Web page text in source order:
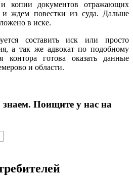
копии документов отражающих
ждем повестки из суда. Дальше
в иске.
составить иск или просто
а так же адвокат по подобному
контора готова оказать данные
и области.
Поищите у нас на